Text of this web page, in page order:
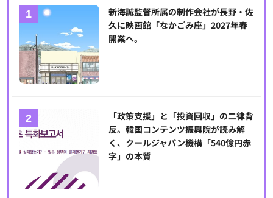
新海誠監督所属の制作会社が長野・佐
久に映画館「なかごみ座」2027年春
開業へ。
「政策支援」と「投資回収」の二律背
反。韓国コンテンツ振興院が読み解
く、クールジャパン機構「540億円赤
字」の本質